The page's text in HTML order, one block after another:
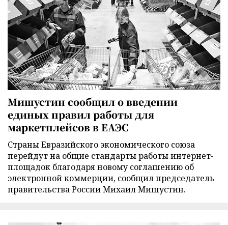
Мишустин сообщил о введении
единых правил работы для
маркетплейсов в ЕАЭС
Страны Евразийского экономического союза
перейдут на общие стандарты работы интернет-
площадок благодаря новому соглашению об
электронной коммерции, сообщил председатель
правительства России Михаил Мишустин.